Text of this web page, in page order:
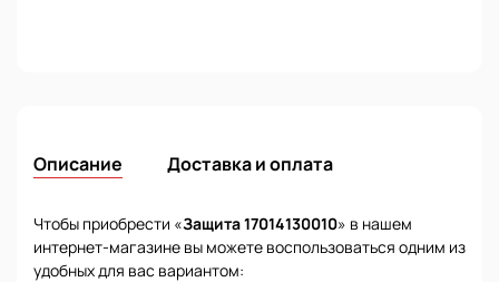
Описание Доставка и оплата
Чтобы приобрести «Защита 17014130010» в нашем
интернет-магазине вы можете воспользоваться одним из
удобных для вас вариантом: